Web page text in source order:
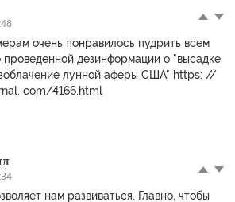
очень понравилось пудрить всем
проведенной дезинформации о "высадке
лунной аферы США" https: //
com/4166.html
нам развиваться. Главно, чтобы